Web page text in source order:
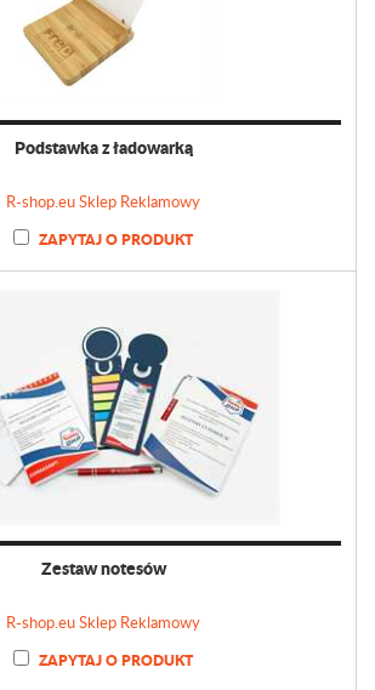
Podstawka z ładowarką
R-shop.eu Sklep Reklamowy
ZAPYTAJ O PRODUKT
Zestaw notesów
R-shop.eu Sklep Reklamowy
ZAPYTAJ O PRODUKT